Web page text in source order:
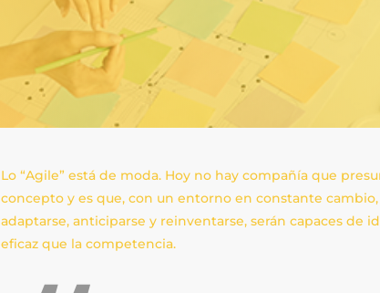
Lo “Agile” está de moda. Hoy no hay compañía que
concepto y es que, con un entorno en constante
adaptarse, anticiparse y reinventarse, serán capaces de
eficaz que la competencia.